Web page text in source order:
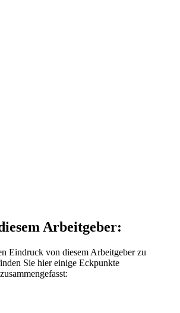
Arbeitgeber:
Eindruck von diesem Arbeitgeber zu
Sie hier einige Eckpunkte
zusammengefasst: